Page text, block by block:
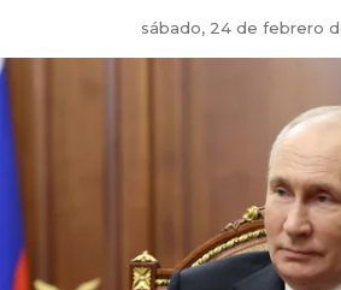
sábado, 24 de febrero